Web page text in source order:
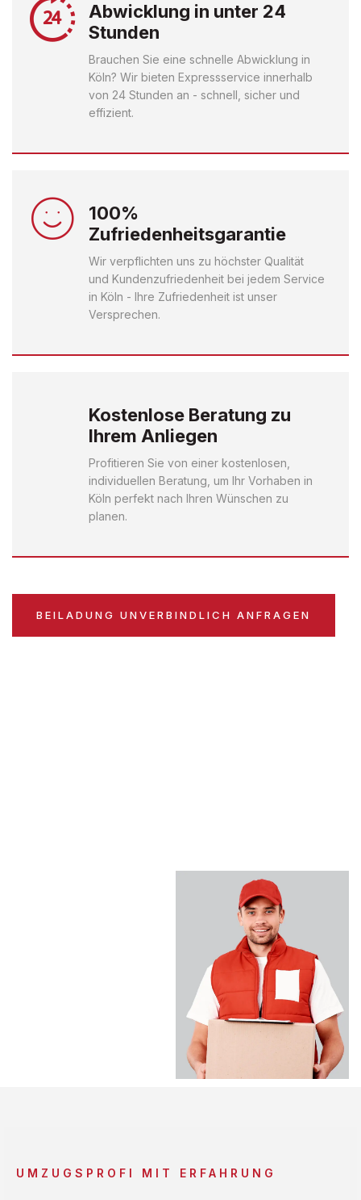
Abwicklung in unter 24
Stunden
Brauchen Sie eine schnelle Abwicklung in
Köln? Wir bieten Expressservice innerhalb
von 24 Stunden an - schnell, sicher und
effizient.
100%
Zufriedenheitsgarantie
Wir verpflichten uns zu höchster Qualität
und Kundenzufriedenheit bei jedem Service
in Köln - Ihre Zufriedenheit ist unser
Versprechen.
Kostenlose Beratung zu
Ihrem Anliegen
Profitieren Sie von einer kostenlosen,
individuellen Beratung, um Ihr Vorhaben in
Köln perfekt nach Ihren Wünschen zu
planen.
BEILADUNG UNVERBINDLICH ANFRAGEN
UMZUGSPROFI MIT ERFAHRUNG